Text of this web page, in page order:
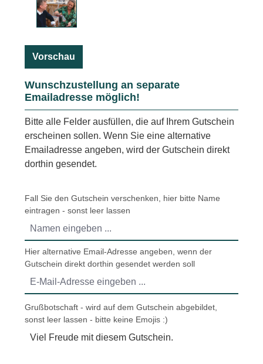
Vorschau
Wunschzustellung an separate
Emailadresse möglich!
Bitte alle Felder ausfüllen, die auf Ihrem Gutschein
erscheinen sollen. Wenn Sie eine alternative
Emailadresse angeben, wird der Gutschein direkt
dorthin gesendet.
Fall Sie den Gutschein verschenken, hier bitte Name
eintragen - sonst leer lassen
Hier alternative Email-Adresse angeben, wenn der
Gutschein direkt dorthin gesendet werden soll
Grußbotschaft - wird auf dem Gutschein abgebildet,
sonst leer lassen - bitte keine Emojis :)